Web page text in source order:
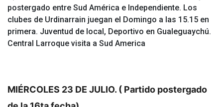
postergado entre Sud América e Independiente. Los
clubes de Urdinarrain juegan el Domingo a las 15.15 en
primera. Juventud de local, Deportivo en Gualeguaychú.
Central Larroque visita a Sud America
MIÉRCOLES 23 DE JULIO. ( Partido postergado